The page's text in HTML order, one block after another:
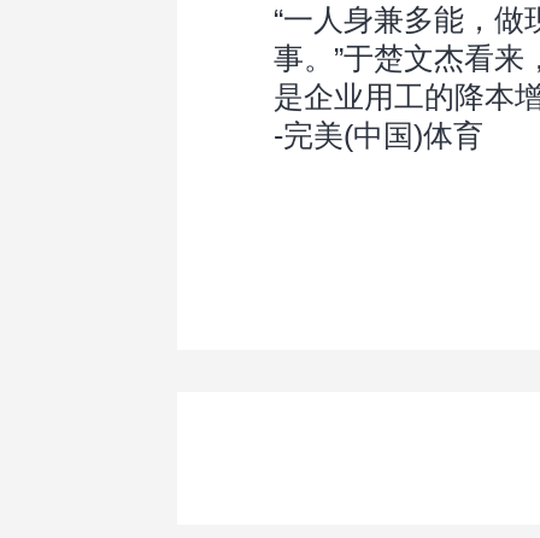
“一人身兼多能，做
事。”于楚文杰看
是企业用工的降本
-完美(中国)体育